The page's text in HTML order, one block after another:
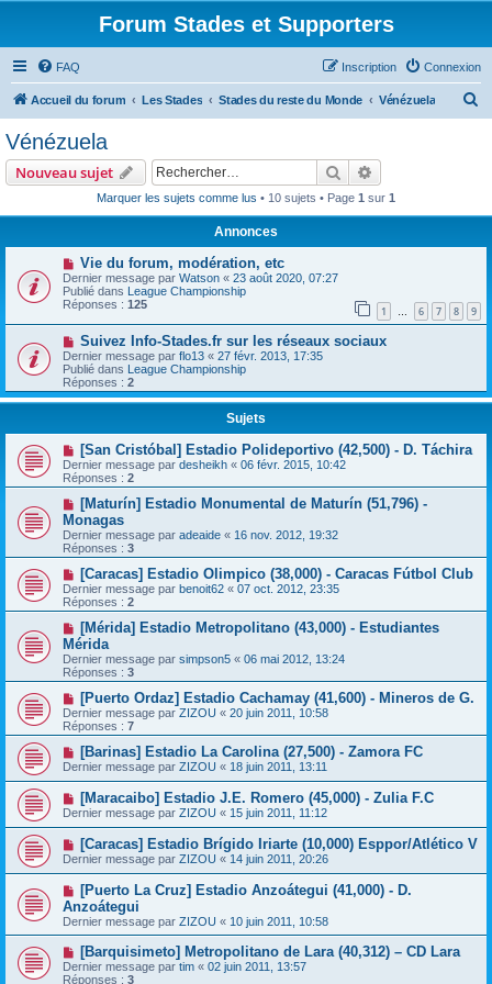
Forum Stades et Supporters
FAQ Connexion
Inscription
Accueil du forum Les Stades Stades du reste du Monde Vénézuela
Vénézuela
Nouveau sujet Rechercher
Marquer les sujets comme lus • 10 sujets • Page 1 sur 1
Annonces
Vie du forum, modération, etc
Dernier message par Watson « 23 août 2020, 07:27
Publié dans League Championship
Réponses : 125 1 … 6 7 8 9
Suivez Info-Stades.fr sur les réseaux sociaux
Dernier message par flo13 « 27 févr. 2013, 17:35
Publié dans League Championship
Réponses : 2
Sujets
[San Cristóbal] Estadio Polideportivo (42,500) - D. Táchira
Dernier message par desheikh « 06 févr. 2015, 10:42
Réponses : 2
[Maturín] Estadio Monumental de Maturín (51,796) -
Monagas
Dernier message par adeaide « 16 nov. 2012, 19:32
Réponses : 3
[Caracas] Estadio Olimpico (38,000) - Caracas Fútbol Club
Dernier message par benoit62 « 07 oct. 2012, 23:35
Réponses : 2
[Mérida] Estadio Metropolitano (43,000) - Estudiantes
Mérida
Dernier message par simpson5 « 06 mai 2012, 13:24
Réponses : 3
[Puerto Ordaz] Estadio Cachamay (41,600) - Mineros de G.
Dernier message par ZIZOU « 20 juin 2011, 10:58
Réponses : 7
[Barinas] Estadio La Carolina (27,500) - Zamora FC
Dernier message par ZIZOU « 18 juin 2011, 13:11
[Maracaibo] Estadio J.E. Romero (45,000) - Zulia F.C
Dernier message par ZIZOU « 15 juin 2011, 11:12
[Caracas] Estadio Brígido Iriarte (10,000) Esppor/Atlético V
Dernier message par ZIZOU « 14 juin 2011, 20:26
[Puerto La Cruz] Estadio Anzoátegui (41,000) - D.
Anzoátegui
Dernier message par ZIZOU « 10 juin 2011, 10:58
[Barquisimeto] Metropolitano de Lara (40,312) – CD Lara
Dernier message par tim « 02 juin 2011, 13:57
Réponses : 3